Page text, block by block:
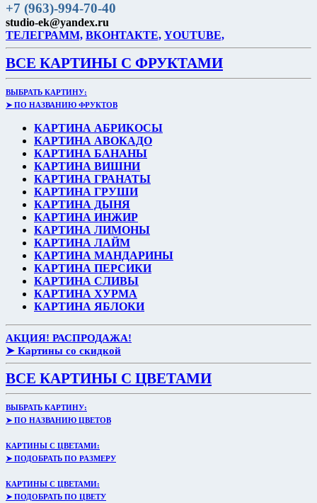
+7 (963)-994-70-40
studio-ek@yandex.ru
ТЕЛЕГРАММ, ВКОНТАКТЕ, YOUTUBE,
ВСЕ КАРТИНЫ С ФРУКТАМИ
ВЫБРАТЬ КАРТИНУ:
➤ ПО НАЗВАНИЮ ФРУКТОВ
КАРТИНА АБРИКОСЫ
КАРТИНА АВОКАДО
КАРТИНА БАНАНЫ
КАРТИНА ВИШНИ
КАРТИНА ГРАНАТЫ
КАРТИНА ГРУШИ
КАРТИНА ДЫНЯ
КАРТИНА ИНЖИР
КАРТИНА ЛИМОНЫ
КАРТИНА ЛАЙМ
КАРТИНА МАНДАРИНЫ
КАРТИНА ПЕРСИКИ
КАРТИНА СЛИВЫ
КАРТИНА ХУРМА
КАРТИНА ЯБЛОКИ
АКЦИЯ! РАСПРОДАЖА!
➤ Картины со скидкой
ВСЕ КАРТИНЫ С ЦВЕТАМИ
ВЫБРАТЬ КАРТИНУ:
➤ ПО НАЗВАНИЮ ЦВЕТОВ
КАРТИНЫ С ЦВЕТАМИ:
➤ ПОДОБРАТЬ ПО РАЗМЕРУ
КАРТИНЫ С ЦВЕТАМИ:
➤ ПОДОБРАТЬ ПО ЦВЕТУ